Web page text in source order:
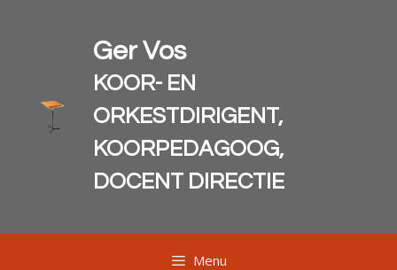
Ger Vos
KOOR- EN
ORKESTDIRIGENT,
KOORPEDAGOOG,
DOCENT DIRECTIE
Menu